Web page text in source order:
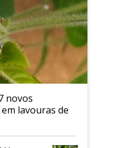
novos
lavouras de